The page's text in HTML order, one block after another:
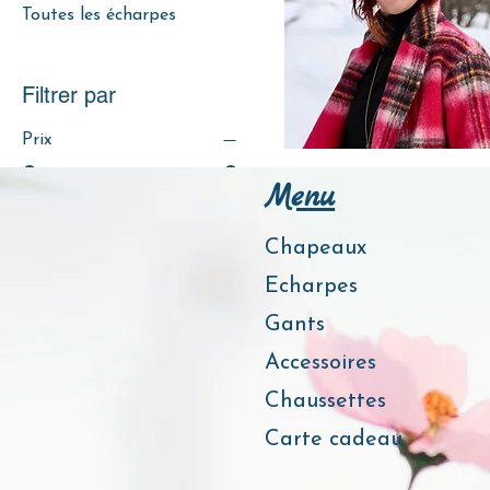
Toutes les écharpes
Filtrer par
Prix
Béret Rose
Rupture de stock
Menu
Chapeaux
Echarpes
Gants
Accessoires
Chaussettes
Carte cadeau